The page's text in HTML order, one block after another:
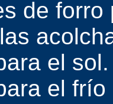
de
el sol.
el